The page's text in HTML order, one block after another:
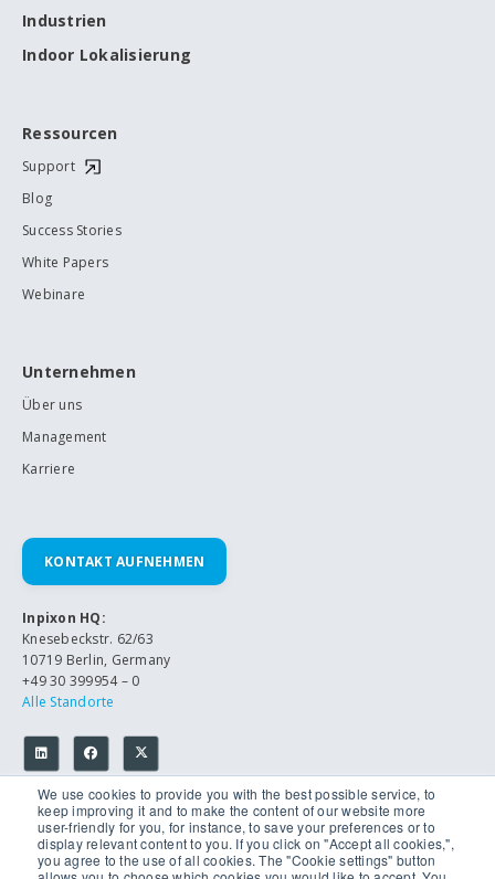
We use cookies to provide you with the best possible service, to
keep improving it and to make the content of our website more
user-friendly for you, for instance, to save your preferences or to
display relevant content to you. If you click on "Accept all cookies,",
you agree to the use of all cookies. The "Cookie settings" button
Industrien
Indoor Lokalisierung
Ressourcen
Support
Blog
Success Stories
White Papers
Webinare
Unternehmen
Über uns
Management
Karriere
KONTAKT AUFNEHMEN
Inpixon HQ:
Knesebeckstr. 62/63
10719 Berlin, Germany
+49 30 399954 – 0
Alle Standorte